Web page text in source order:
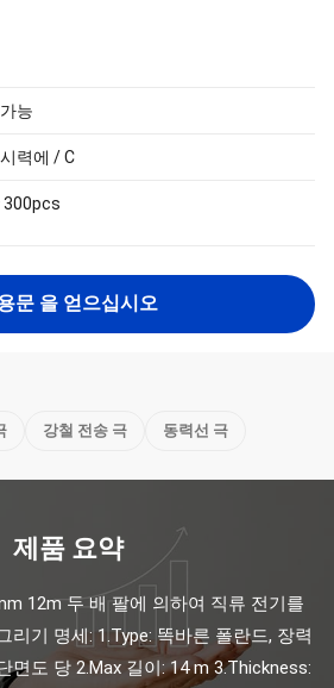
능
력에 / C
300pcs
문 을 얻으십시오
강철 전송 극 동력선 극
제품 요약
12m 두 배 팔에 의하여 직류 전기를
리기 명세: 1.Type: 똑바른 폴란드, 장력
면도 당 2.Max 길이: 14 m 3.Thickness: